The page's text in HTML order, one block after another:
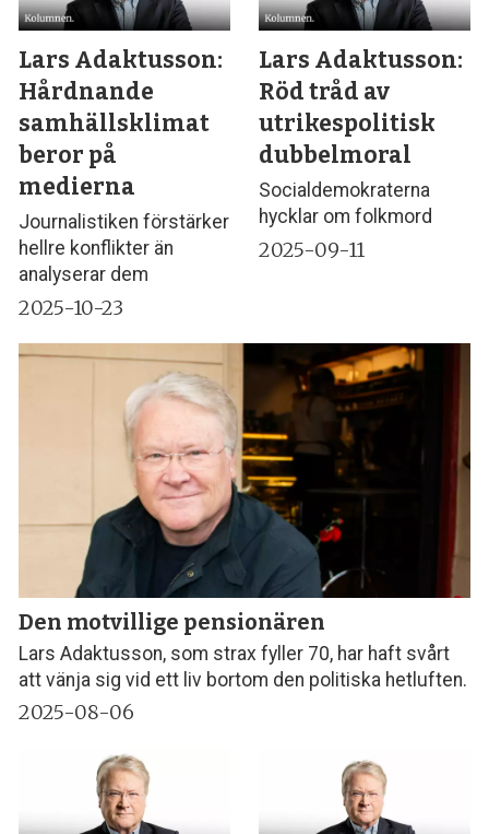
Lars Adaktusson:
Hårdnande
samhällsklimat
beror på
medierna
Journalistiken förstärker
hellre konflikter än
analyserar dem
2025-10-23
Lars Adaktusson:
Röd tråd av
utrikespolitisk
dubbelmoral
Socialdemokraterna
hycklar om folkmord
2025-09-11
Den motvillige pensionären
Lars Adaktusson, som strax fyller 70, har haft svårt
att vänja sig vid ett liv bortom den politiska hetluften.
2025-08-06